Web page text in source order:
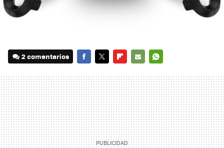
2 comentarios
MAIL